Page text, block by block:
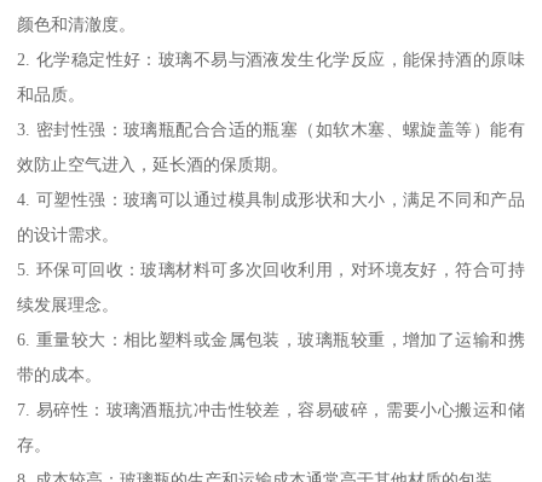
颜色和清澈度。
2. 化学稳定性好：玻璃不易与酒液发生化学反应，能保持酒的原味
和品质。
3. 密封性强：玻璃瓶配合合适的瓶塞（如软木塞、螺旋盖等）能有
效防止空气进入，延长酒的保质期。
4. 可塑性强：玻璃可以通过模具制成形状和大小，满足不同和产品
的设计需求。
5. 环保可回收：玻璃材料可多次回收利用，对环境友好，符合可持
续发展理念。
6. 重量较大：相比塑料或金属包装，玻璃瓶较重，增加了运输和携
带的成本。
7. 易碎性：玻璃酒瓶抗冲击性较差，容易破碎，需要小心搬运和储
存。